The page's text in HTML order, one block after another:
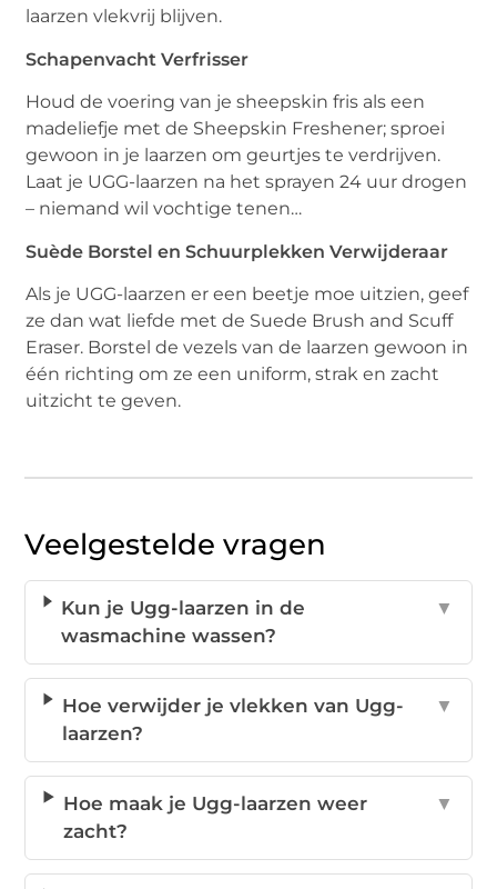
laarzen vlekvrij blijven.
Schapenvacht Verfrisser
Houd de voering van je sheepskin fris als een
madeliefje met de Sheepskin Freshener; sproei
gewoon in je laarzen om geurtjes te verdrijven.
Laat je UGG-laarzen na het sprayen 24 uur drogen
– niemand wil vochtige tenen…
Suède Borstel en Schuurplekken Verwijderaar
Als je UGG-laarzen er een beetje moe uitzien, geef
ze dan wat liefde met de Suede Brush and Scuff
Eraser. Borstel de vezels van de laarzen gewoon in
één richting om ze een uniform, strak en zacht
uitzicht te geven.
Veelgestelde vragen
Kun je Ugg-laarzen in de
wasmachine wassen?
▼
Hoe verwijder je vlekken van Ugg-
laarzen?
▼
Hoe maak je Ugg-laarzen weer
zacht?
▼